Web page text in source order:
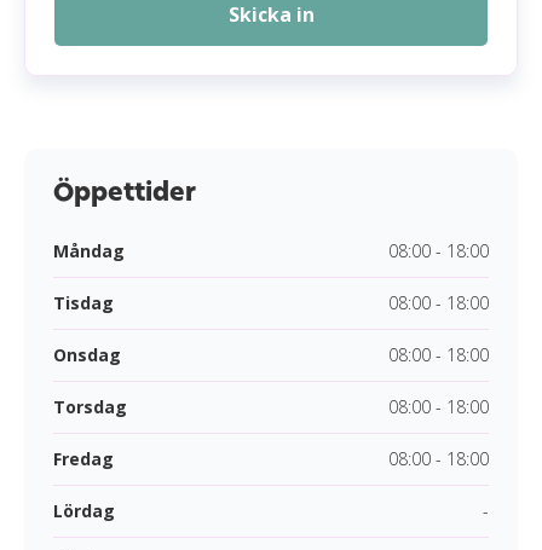
Skicka in
Öppettider
Måndag 08:00 - 18:00
Tisdag 08:00 - 18:00
Onsdag 08:00 - 18:00
Torsdag 08:00 - 18:00
Fredag 08:00 - 18:00
Lördag -